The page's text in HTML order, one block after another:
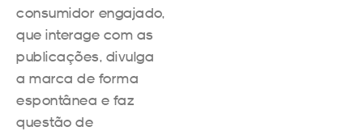
consumidor engajado,
que interage com as
publicações, divulga
a marca de forma
espontânea e faz
questão de